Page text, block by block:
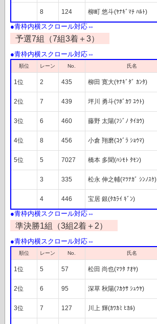
8 124 柳町 悠斗(ﾔﾅｷﾞﾏﾁ ﾊﾙﾄ)
予選7組（7組3着＋3）
順位 レーン No. 氏名
1位 2 435 柳田 寛大(ﾔﾅｷﾞﾀﾞ ｶﾝﾀ)
2位 7 439 坪川 勇斗(ﾂﾎﾞｶﾜ ﾕｳﾄ)
3位 6 460 藤野 太陽(ﾌｼﾞﾉ ﾀｲﾖｳ)
4位 8 456 小倉 翔磨(ｺｸﾞﾗ ｼｮｳﾏ)
5位 5 7027 橋本 多聞(ﾊｼﾓﾄ ﾀﾓﾝ)
3 335 松永 伸之輔(ﾏﾂﾅｶﾞ ｼﾝﾉｽｹ)
4 446 宝居 銀(ﾀｶﾗｲ ｷﾞﾝ)
準決勝1組（3組2着＋2）
順位 レーン No. 氏名
1位 5 57 松田 尚也(ﾏﾂﾀ ﾅｵﾔ)
2位 6 95 深草 秋陽(ﾌｶｸｻ ｼｭｳﾔ)
3位 7 127 川上 輝(ｶﾜｶﾐ ﾋｶﾙ)